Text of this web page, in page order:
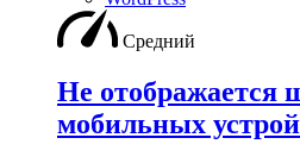
Средний
Не отображается
мобильных